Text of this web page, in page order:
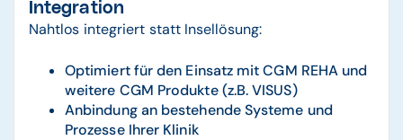
Integration
Nahtlos integriert statt Insellösung:
Optimiert für den Einsatz mit CGM REHA und
weitere CGM Produkte (z.B. VISUS)
Anbindung an bestehende Systeme und
Prozesse Ihrer Klinik